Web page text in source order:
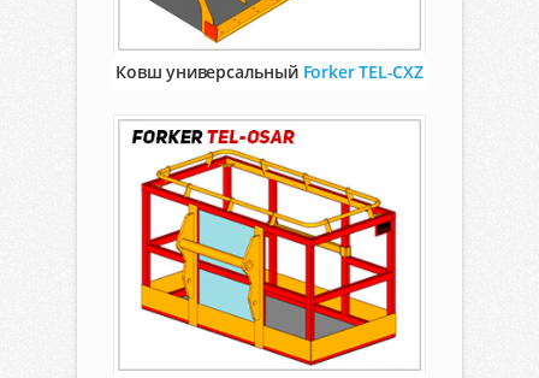
Ковш универсальный Forker TEL-CXZ